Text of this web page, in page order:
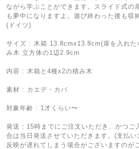
ながら学ぶことができます。スライド式の
も夢中になりますよ。遊び終わった後も収
(ドイツ)
サイズ : 木箱 13.8cmx13.8cm(扉を入れ
み木 立方体の1辺2.9cm
内容 : 木箱と4種x2の積み木
素材 : カエデ・カバ
対象年齢 : 1才くらい〜
発送：15時までにご注文いただき、かつご
合は当日発送させていただきます。(支払
反映が遅れてしまう場合がございますのが